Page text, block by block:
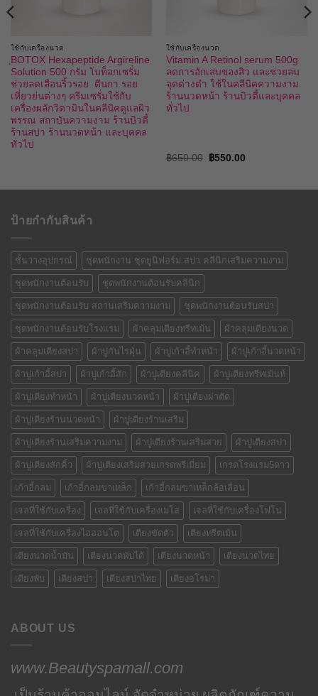
ใช้กับเครื่องนวด
ฺBOTOX Hexapeptide Argireline
Solution 500 กรัม โบท็อกเซรั่ม
ช่วยลดเลือนริ้วรอย ตีนกา รอย
เหี่ยวย่นต่างๆ ครีมเซรั่มใช้กับ
เครื่องผลักวิตามินในคลีนิคดูแลผิว
พรรณ สถาบันความงาม ร้านบิวตี้
ร้านสปา ร้านนวดหน้า และบุคคล
ทั่วไป
ใช้กับเครื่องนวด
Vitamin A Retinol serum 500g
ลดการอักเสบของสิว และช่วยลบ
จุดด่างดำ ใช้ในคลีนิคความงาม
ร้านนวดหน้า ร้านบิวตี้และบุคคล
ทั่วไป
฿650.00
Original
฿550.00Current
ป้ายกำกับสินค้า
ชั้นวางอุปกรณ์ ชุดพนักงาน ชุดยูนิฟอร์ม สปา คลีนิกเสริมความงาม
ชุดพนักงานต้อนรับ ชุดพนักงานต้อนรับคลินิก
ชุดพนักงานต้อนรับ สถานเสริมความงาม ชุดพนักงานต้อนรับสปา
ชุดพนักงานต้อนรับโรงแรม ผ้าคลุมเตียงทรีทเม้น ผ้าคลุมเตียงนวด
ผ้าคลุมเตียงสปา ผ้าปูกันไรฝุ่น ผ้าปูเก้าอี้ทำหน้า ผ้าปูเก้าอี้นวดหน้า
ผ้าปูเก้าอี้สปา ผ้าปูเก้าอี้สัก ผ้าปูเตียงคลีนิค ผ้าปูเตียงทรีทเม้นท์
ผ้าปูเตียงทำหน้า ผ้าปูเตียงนวดหน้า ผ้าปูเตียงผ่าตัด
ผ้าปูเตียงร้านนวดหน้า ผ้าปูเตียงร้านเสริม
ผ้าปูเตียงร้านเสริมความงาม ผ้าปูเตียงร้านเสริมสวย ผ้าปูเตียงสปา
ผ้าปูเตียงสักคิ้ว ผ้าปูเตียงเสริมสวยเกรดพรีเมี่ยม เกรดโรงแรม5ดาว
เก้าอี้กลม เก้าอี้กลมขาเหล็ก เก้าอี้กลมขาเหล็กล้อเลื่อน
เจลที่ใช้กับเครื่อง เจลที่ใช้กับเครื่องเมโส เจลที่ใช้กับเครื่องโฟโน
เจลที่ใช้กับเครื่องไอออนโต เตียงขัดตัว เตียงทรีตเม้น
เตียงนวดน้ำมัน เตียงนวดพับได้ เตียงนวดหน้า เตียงนวดไทย
เตียงพับ เตียงสปา เตียงสปาไทย เตียงอโรม่า
ABOUT US
www.Beautyspamall.com